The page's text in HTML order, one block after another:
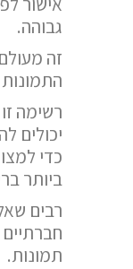
גבוהה.
זה
רשימה
יכולים
כדי
ביותר
רבים
תמונות.